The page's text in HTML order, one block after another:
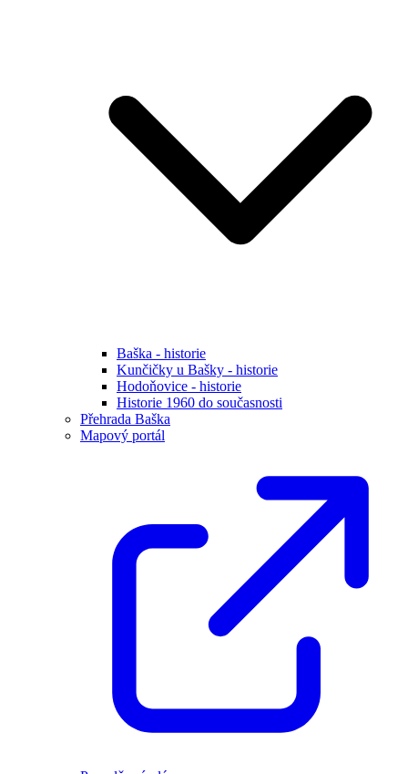
Baška - historie
Kunčičky u Bašky - historie
Hodoňovice - historie
Historie 1960 do současnosti
Přehrada Baška
Mapový portál